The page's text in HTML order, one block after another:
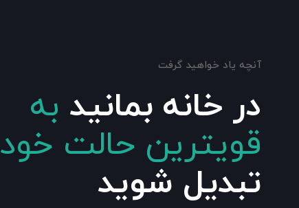
آنچه یاد خواهید گرفت
در خانه بمانید به
قویترین حالت خود
تبدیل شوید